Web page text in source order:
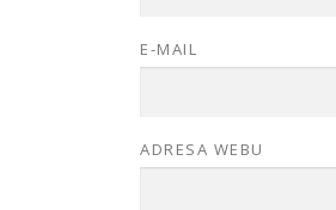
E-MAIL
ADRESA WEBU